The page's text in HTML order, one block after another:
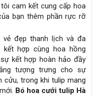
cam kết cung cấp hoa
bạn thêm phần rực rỡ
vẻ đẹp thanh lịch và đa
kết hợp cùng hoa hồng
kết hợp hoàn hảo đầy
tượng trưng cho sự
cửu, trong khi tulip mang
Bó hoa cưới tulip Hà